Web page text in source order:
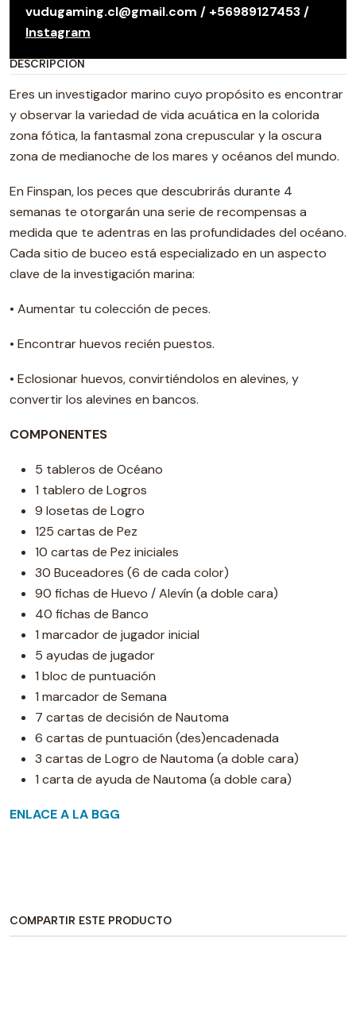
vudugaming.cl@gmail.com / +56989127453 /
Instagram
DESCRIPCIÓN
Eres un investigador marino cuyo propósito es encontrar
y observar la variedad de vida acuática en la colorida
zona fótica, la fantasmal zona crepuscular y la oscura
zona de medianoche de los mares y océanos del mundo.
En Finspan, los peces que descubrirás durante 4
semanas te otorgarán una serie de recompensas a
medida que te adentras en las profundidades del océano.
Cada sitio de buceo está especializado en un aspecto
clave de la investigación marina:
• Aumentar tu colección de peces.
• Encontrar huevos recién puestos.
• Eclosionar huevos, convirtiéndolos en alevines, y
convertir los alevines en bancos.
COMPONENTES
5 tableros de Océano
1 tablero de Logros
9 losetas de Logro
125 cartas de Pez
10 cartas de Pez iniciales
30 Buceadores (6 de cada color)
90 fichas de Huevo / Alevín (a doble cara)
40 fichas de Banco
1 marcador de jugador inicial
5 ayudas de jugador
1 bloc de puntuación
1 marcador de Semana
7 cartas de decisión de Nautoma
6 cartas de puntuación (des)encadenada
3 cartas de Logro de Nautoma (a doble cara)
1 carta de ayuda de Nautoma (a doble cara)
ENLACE A LA BGG
COMPARTIR ESTE PRODUCTO